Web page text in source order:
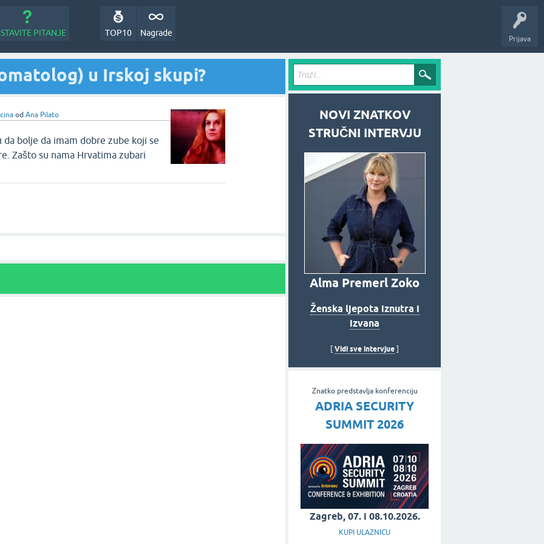
Prijava
PITANJE Nagrade
TOP10
u Irskoj skupi?
od Ana Pilato
bolje da imam dobre zube koji se
Zašto su nama Hrvatima zubari
NOVI ZNATKOV
STRUČNI INTERVJU
Alma Premerl Zoko
Ženska ljepota iznutra i
izvana
Vidi sve intervjue
Znatko predstavlja konferenciju
ADRIA SECURITY
SUMMIT 2026
Zagreb, 07. i 08.10.2026.
KUPI ULAZNICU